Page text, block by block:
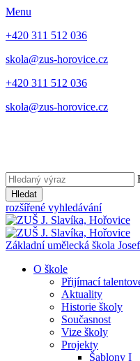
Menu
+420 311 512 036
skola@zus-horovice.cz
+420 311 512 036
skola@zus-horovice.cz
Hledat
rozšířené vyhledávání
Základní umělecká škola
O škole
Přijímací
Aktuality
Historie školy
Současnost
Vize školy
Projekty
Šablony I